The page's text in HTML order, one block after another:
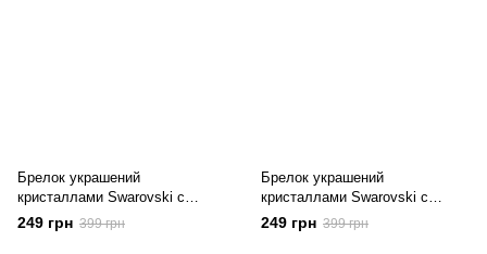
Брелок украшений
кристаллами Swarovski с
логотипом BMW
249 грн 399 грн
Брелок украшений
кристаллами Swarovski с
логотипом MITSUBISHI
249 грн 399 грн